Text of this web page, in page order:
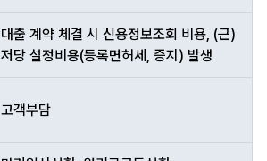
대출 계약 체결 시 신용정보조회 비용, (근)
저당 설정비용(등록면허세, 증지) 발생
고객부담